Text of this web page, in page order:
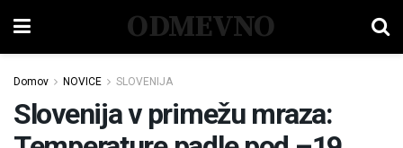
ODMEVNO
Domov NOVICE SLOVENIJA
Slovenija v primežu mraza: